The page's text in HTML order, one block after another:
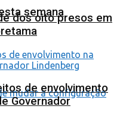
semana
dos oito presos em
de envolvimento
Governador